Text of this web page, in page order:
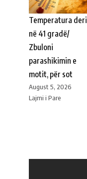
Temperatura deri
në 41 gradë/
Zbuloni
parashikimin e
motit, për sot
August 5, 2026
Lajmi i Pare